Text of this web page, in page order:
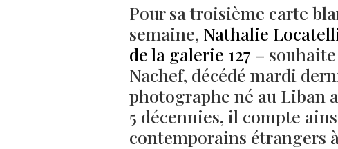
Pour sa troisième carte
semaine, Nathalie
de la galerie 127 –
Nachef, décédé mardi
photographe né au Liban
5 décennies, il compte
contemporains étrangers